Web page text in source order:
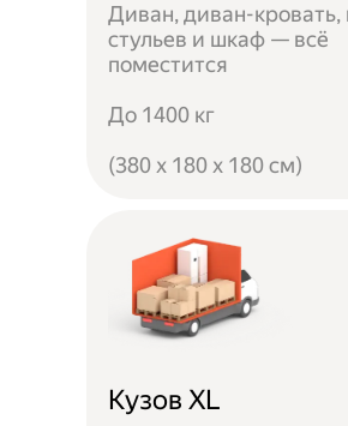
Диван, диван-кровать,
стульев и шкаф — всё
поместится
До 1400 кг
(380 x 180 x 180 см)
Кузов XL